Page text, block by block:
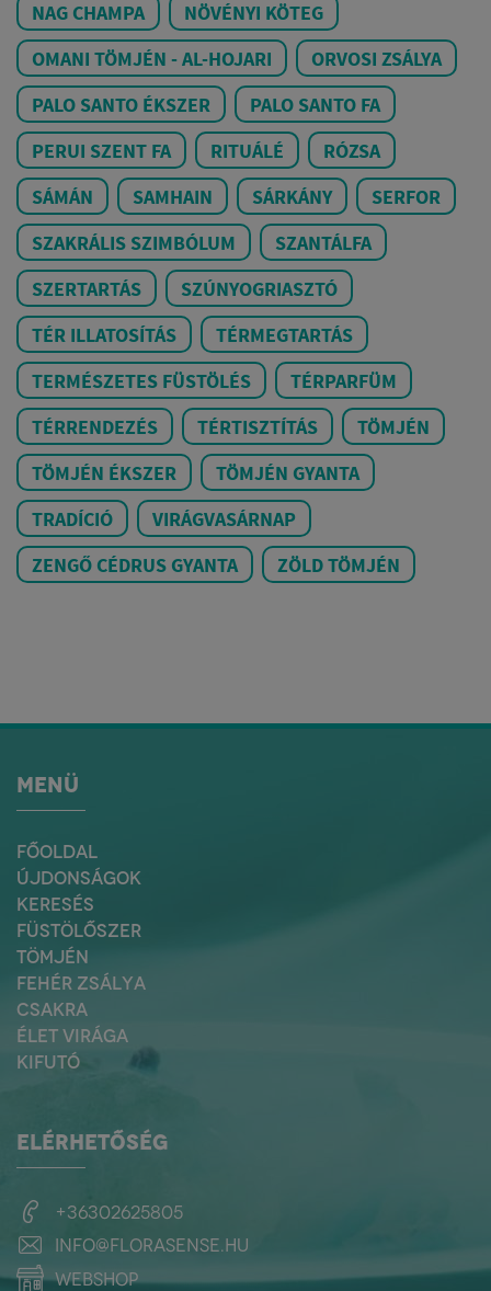
NAG CHAMPA
NÖVÉNYI KÖTEG
OMANI TÖMJÉN - AL-HOJARI
ORVOSI ZSÁLYA
PALO SANTO ÉKSZER
PALO SANTO FA
PERUI SZENT FA
RITUÁLÉ
RÓZSA
SÁMÁN
SAMHAIN SÁRKÁNY
SERFOR
SZAKRÁLIS SZIMBÓLUM
SZANTÁLFA
SZERTARTÁS
SZÚNYOGRIASZTÓ
TÉR ILLATOSÍTÁS
TÉRMEGTARTÁS
TERMÉSZETES FÜSTÖLÉS
TÉRPARFÜM
TÉRRENDEZÉS
TÉRTISZTÍTÁS
TÖMJÉN
TÖMJÉN ÉKSZER
TÖMJÉN GYANTA
TRADÍCIÓ
VIRÁGVASÁRNAP
ZENGŐ CÉDRUS GYANTA
ZÖLD TÖMJÉN
MENÜ
FŐOLDAL
ÚJDONSÁGOK
KERESÉS
FÜSTÖLŐSZER
TÖMJÉN
FEHÉR ZSÁLYA
CSAKRA
ÉLET VIRÁGA
KIFUTÓ
ELÉRHETŐSÉG
+36302625805
info@florasense.hu
webshop